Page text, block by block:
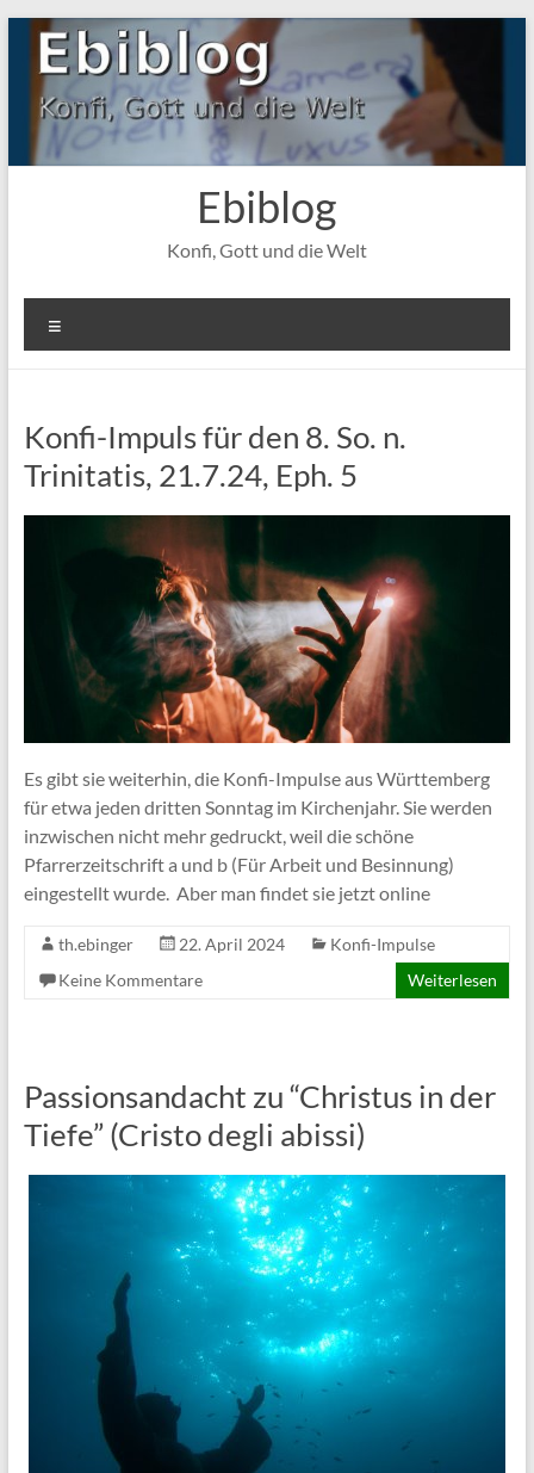
Zum
Inhalt
springen
Ebiblog
Konfi, Gott und die Welt
Konfi-Impuls für den 8. So. n.
Trinitatis, 21.7.24, Eph. 5
Es gibt sie weiterhin, die Konfi-Impulse aus Württemberg
für etwa jeden dritten Sonntag im Kirchenjahr. Sie werden
inzwischen nicht mehr gedruckt, weil die schöne
Pfarrerzeitschrift a und b (Für Arbeit und Besinnung)
eingestellt wurde. Aber man findet sie jetzt online
th.ebinger 22. April 2024
Konfi-Impulse
Keine Kommentare
Weiterlesen
Passionsandacht zu “Christus in der
Tiefe” (Cristo degli abissi)